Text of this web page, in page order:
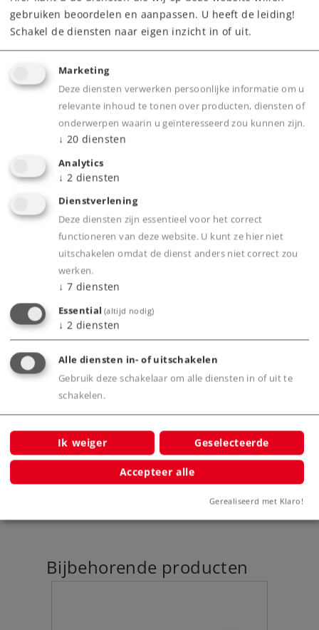
Highlights
Deze set sneltreinrijtuigen past bij het nieuwe
model van de stoomlocomotief type 01.10 met
nieuwbouwketel.
Sneltrein D 74, traject Hamburg - Altona -
Basel SBB, trajectdeel Frankfurt-Basel SBB.
Uitbreidingsset passend bij de rijtuigen uit set
42491 en 42526.
interieurverlichting met buffercondensator.
Met stroomgeleidende kortkoppelingen
tussen de rijtuigen.
Product
Productinfo
Bijbehorende producten
gebruiken beoordelen en aanpassen. U heeft de leiding!
Schakel de diensten naar eigen inzicht in of uit.
Marketing
Deze diensten verwerken persoonlijke informatie om u
relevante inhoud te tonen over producten, diensten of
onderwerpen waarin u geïnteresseerd zou kunnen zijn.
↓ 20 diensten
Analytics
↓ 2 diensten
Dienstverlening
Deze diensten zijn essentieel voor het correct
functioneren van deze website. U kunt ze hier niet
uitschakelen omdat de dienst anders niet correct zou
werken.
↓ 7 diensten
Essential (altijd nodig)
↓ 2 diensten
Alle diensten in- of uitschakelen
Gebruik deze schakelaar om alle diensten in of uit te
schakelen.
Ik weiger Geselecteerde
Accepteer alle
Gerealiseerd met Klaro!